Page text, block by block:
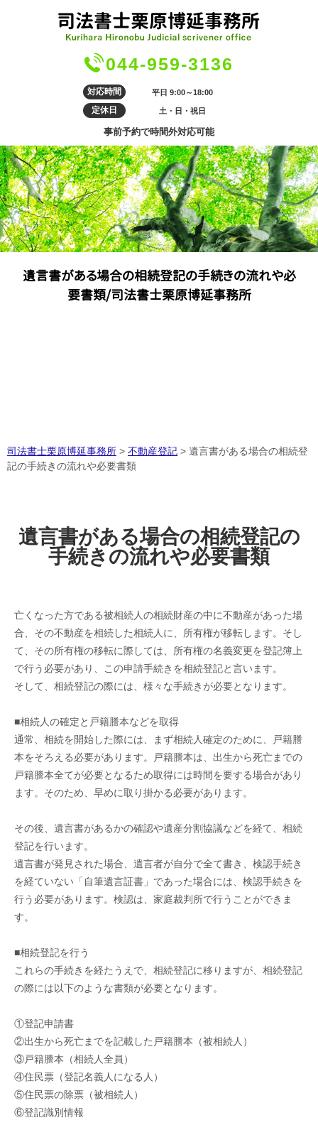
044-959-3136
対応時間 平日 9:00～18:00
定休日 土・日・祝日
事前予約で時間外対応可能
遺言書がある場合の相続登記の手続きの流れや必
要書類/司法書士栗原博延事務所
司法書士栗原博延事務所 > 不動産登記 > 遺言書がある場合の相続登
記の手続きの流れや必要書類
遺言書がある場合の相続登記の
手続きの流れや必要書類
亡くなった方である被相続人の相続財産の中に不動産があった場
合、その不動産を相続した相続人に、所有権が移転します。そし
て、その所有権の移転に際しては、所有権の名義変更を登記簿上
で行う必要があり、この申請手続きを相続登記と言います。
そして、相続登記の際には、様々な手続きが必要となります。
■相続人の確定と戸籍謄本などを取得
通常、相続を開始した際には、まず相続人確定のために、戸籍謄
本をそろえる必要があります。戸籍謄本は、出生から死亡までの
戸籍謄本全てが必要となるため取得には時間を要する場合があり
ます。そのため、早めに取り掛かる必要があります。
その後、遺言書があるかの確認や遺産分割協議などを経て、相続
登記を行います。
遺言書が発見された場合、遺言者が自分で全て書き、検認手続き
を経ていない「自筆遺言証書」であった場合には、検認手続きを
行う必要があります。検認は、家庭裁判所で行うことができま
す。
■相続登記を行う
これらの手続きを経たうえで、相続登記に移りますが、相続登記
の際には以下のような書類が必要となります。
①登記申請書
②出生から死亡までを記載した戸籍謄本（被相続人）
③戸籍謄本（相続人全員）
④住民票（登記名義人になる人）
⑤住民票の除票（被相続人）
⑥登記識別情報